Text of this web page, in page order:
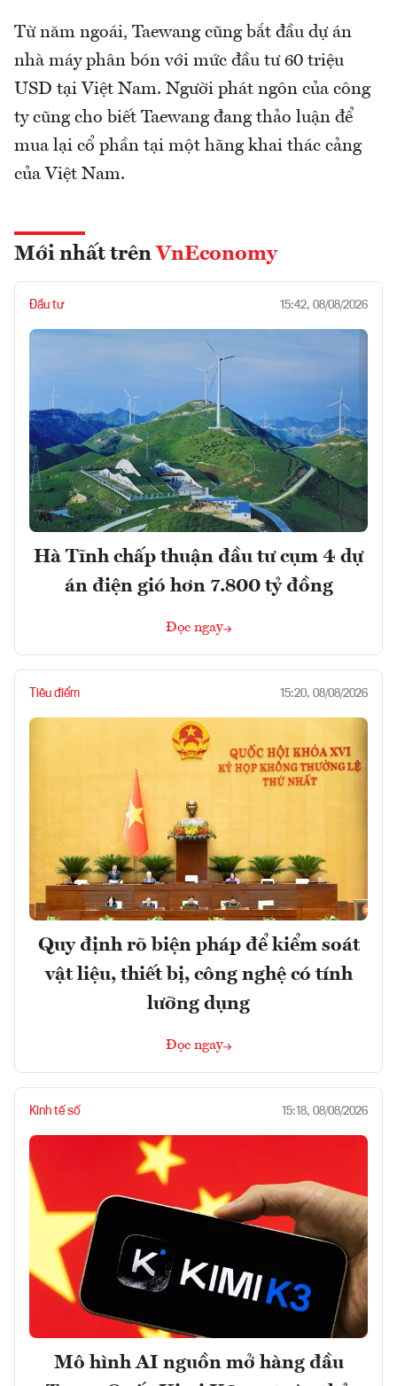
Từ năm ngoái, Taewang cũng bắt đầu dự án
nhà máy phân bón với mức đầu tư 60 triệu
USD tại Việt Nam. Người phát ngôn của công
ty cũng cho biết Taewang đang thảo luận để
mua lại cổ phần tại một hãng khai thác cảng
của Việt Nam.
Mới nhất trên VnEconomy
Đầu tư 15:42, 08/08/2026
Hà Tĩnh chấp thuận đầu tư cụm 4 dự
án điện gió hơn 7.800 tỷ đồng
Đọc ngay
Tiêu điểm 15:20, 08/08/2026
Quy định rõ biện pháp để kiểm soát
vật liệu, thiết bị, công nghệ có tính
lưỡng dụng
Đọc ngay
Kinh tế số 15:18, 08/08/2026
Mô hình AI nguồn mở hàng đầu